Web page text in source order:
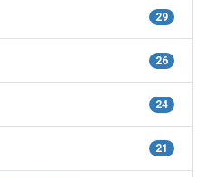
29
26
24
21